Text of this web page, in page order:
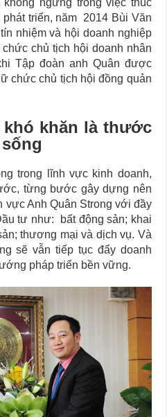
ngừng trong việc thúc
triển, năm 2014 Bùi Văn
nhiệm và hội doanh nghiệp
chủ tịch hội doanh nhân
Tập đoàn anh Quân được
chức chủ tịch hội đồng quản
khó khăn là thước
trong lĩnh vực kinh doanh,
từng bước gây dựng nên
vực Anh Quân Strong với đầy
tư như: bất động sản; khai
thương mại và dịch vụ. Và
sẽ vẫn tiếp tục đẩy doanh
pháp triển bền vững.